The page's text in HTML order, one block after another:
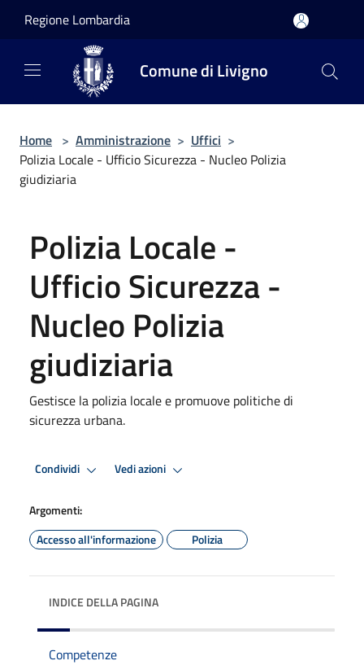
Regione Lombardia
Comune di Livigno
Home > Amministrazione > Uffici >
Polizia Locale - Ufficio Sicurezza - Nucleo Polizia
giudiziaria
Polizia Locale -
Ufficio Sicurezza -
Nucleo Polizia
giudiziaria
Gestisce la polizia locale e promuove politiche di
sicurezza urbana.
Condividi Vedi azioni
Argomenti:
Accesso all'informazione
Polizia
INDICE DELLA PAGINA
Competenze